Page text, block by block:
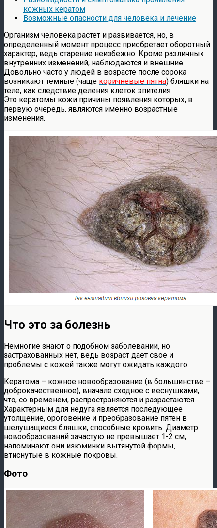
кожных кератом
Возможные опасности для человека и лечение
Организм человека растет и развивается, но, в
определенный момент процесс приобретает оборотный
характер, ведь старение неизбежно. Кроме различных
внутренних изменений, наблюдаются и внешние.
Довольно часто у людей в возрасте после сорока
возникают темные (чаще коричневые пятна) бляшки на
теле, как следствие деления клеток эпителия.
Это кератомы кожи причины появления которых, в
первую очередь, являются именно возрастные
изменения.
Что это за болезнь
Немногие знают о подобном заболевании, но
застрахованных нет, ведь возраст дает свое и
проблемы с кожей также могут ожидать каждого.
Кератома – кожное новообразование (в большинстве –
доброкачественное), вначале сходное с веснушками,
что, со временем, распространяются и разрастаются.
Характерным для недуга является последующее
утолщение, ороговение и преобразование пятен в
шелушащиеся бляшки, способные кровить. Диаметр
новообразований зачастую не превышает 1-2 см,
напоминают они изюминки вытянутой формы,
втиснутые в кожные покровы.
Фото